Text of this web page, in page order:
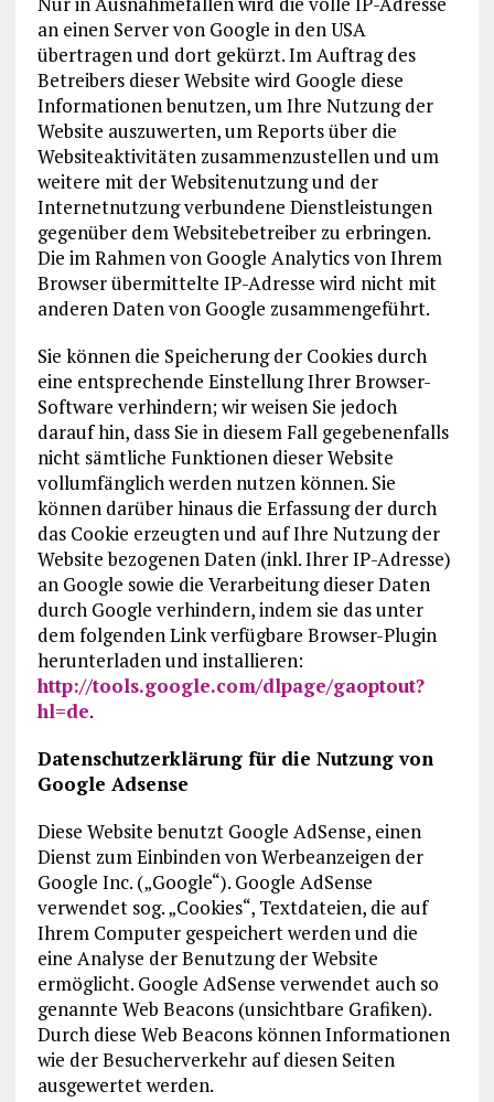
an einen Server von Google in den USA
übertragen und dort gekürzt. Im Auftrag des
Betreibers dieser Website wird Google diese
Informationen benutzen, um Ihre Nutzung der
Website auszuwerten, um Reports über die
Websiteaktivitäten zusammenzustellen und um
weitere mit der Websitenutzung und der
Internetnutzung verbundene Dienstleistungen
gegenüber dem Websitebetreiber zu erbringen.
Die im Rahmen von Google Analytics von Ihrem
Browser übermittelte IP-Adresse wird nicht mit
anderen Daten von Google zusammengeführt.
Sie können die Speicherung der Cookies durch
eine entsprechende Einstellung Ihrer Browser-
Software verhindern; wir weisen Sie jedoch
darauf hin, dass Sie in diesem Fall gegebenenfalls
nicht sämtliche Funktionen dieser Website
vollumfänglich werden nutzen können. Sie
können darüber hinaus die Erfassung der durch
das Cookie erzeugten und auf Ihre Nutzung der
Website bezogenen Daten (inkl. Ihrer IP-Adresse)
an Google sowie die Verarbeitung dieser Daten
durch Google verhindern, indem sie das unter
dem folgenden Link verfügbare Browser-Plugin
herunterladen und installieren:
http://tools.google.com/dlpage/gaoptout?
hl=de.
Datenschutzerklärung für die Nutzung von
Google Adsense
Diese Website benutzt Google AdSense, einen
Dienst zum Einbinden von Werbeanzeigen der
Google Inc. („Google“). Google AdSense
verwendet sog. „Cookies“, Textdateien, die auf
Ihrem Computer gespeichert werden und die
eine Analyse der Benutzung der Website
ermöglicht. Google AdSense verwendet auch so
genannte Web Beacons (unsichtbare Grafiken).
Durch diese Web Beacons können Informationen
wie der Besucherverkehr auf diesen Seiten
ausgewertet werden.